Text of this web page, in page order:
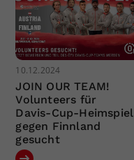
10.12.2024
JOIN OUR TEAM!
Volunteers für
Davis-Cup-Heimspiel
gegen Finnland
gesucht